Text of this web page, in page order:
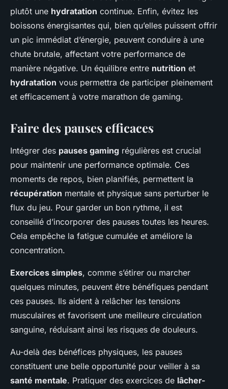
plutôt une hydratation continue. Enfin, évitez les
boissons énergisantes qui, bien qu’elles puissent offrir
un pic immédiat d’énergie, peuvent conduire à une
chute brutale, affectant votre performance de
manière négative. Un équilibre entre nutrition et
hydratation vous permettra de participer pleinement
et efficacement à votre marathon de gaming.
Faire des pauses efficaces
Intégrer des pauses gaming régulières est crucial
pour maintenir une performance optimale. Ces
moments de repos, bien planifiés, permettent la
récupération mentale et physique sans perturber le
flux du jeu. Pour garder un bon rythme, il est
conseillé d’incorporer des pauses toutes les heures.
Cela empêche la fatigue cumulée et améliore la
concentration.
Exercices simples, comme s’étirer ou marcher
quelques minutes, peuvent être bénéfiques pendant
ces pauses. Ils aident à relâcher les tensions
musculaires et favorisent une meilleure circulation
sanguine, réduisant ainsi les risques de douleurs.
Au-delà des bénéfices physiques, les pauses
constituent une belle opportunité pour veiller à sa
santé mentale. Pratiquer des exercices de lâcher-